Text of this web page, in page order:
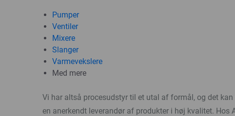
Pumper
Ventiler
Mixere
Slanger
Varmevekslere
Med mere
Vi har altså procesudstyr til et utal af formål, og det
en anerkendt leverandør af produkter i høj kvalitet.